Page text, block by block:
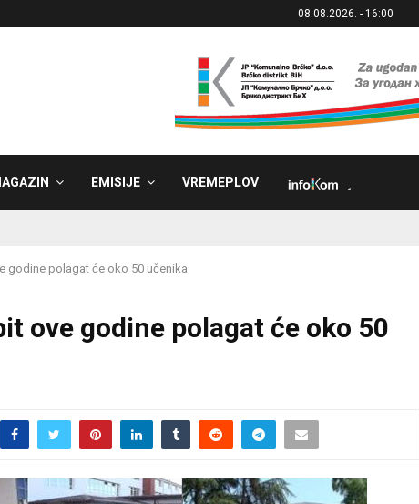
08.08.2026. - 16:00
EMISIJE VREMEPLOV
godine polagat će oko 50 učenika
ove godine polagat će oko 50